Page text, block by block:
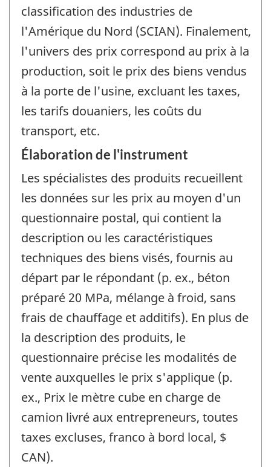
classification des industries de
l'Amérique du Nord (SCIAN). Finalement,
l'univers des prix correspond au prix à la
production, soit le prix des biens vendus
à la porte de l'usine, excluant les taxes,
les tarifs douaniers, les coûts du
transport, etc.
Élaboration de l'instrument
Les spécialistes des produits recueillent
les données sur les prix au moyen d'un
questionnaire postal, qui contient la
description ou les caractéristiques
techniques des biens visés, fournis au
départ par le répondant (p. ex., béton
préparé 20 MPa, mélange à froid, sans
frais de chauffage et additifs). En plus de
la description des produits, le
questionnaire précise les modalités de
vente auxquelles le prix s'applique (p.
ex., Prix le mètre cube en charge de
camion livré aux entrepreneurs, toutes
taxes excluses, franco à bord local, $
CAN).